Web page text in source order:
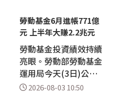
屋、議價意願明顯提
升。 台灣房屋集團統
今...
勞動基金6月進帳771億
元 上半年大賺2.2兆元
勞動基金投資績效持續
亮眼。勞動部勞動基金
運用局今天(3日)公布
最新收益，截至今年6
2026-08-03 10:50